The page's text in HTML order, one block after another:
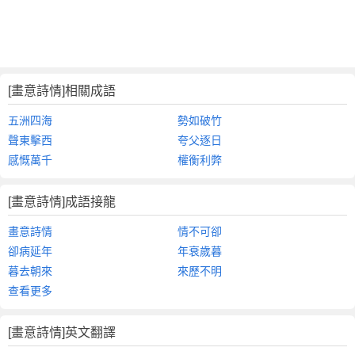
[畫意詩情]相關成語
五洲四海
勢如破竹
聲東擊西
夸父逐日
感慨萬千
權衡利弊
[畫意詩情]成語接龍
畫意詩情
情不可卻
卻病延年
年衰歲暮
暮去朝來
來歷不明
查看更多
[畫意詩情]英文翻譯